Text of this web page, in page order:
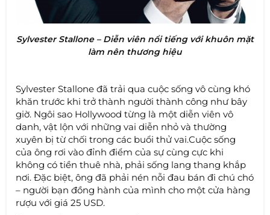
Sylvester Stallone – Diễn viên nổi tiếng với khuôn mặt
làm nên thương hiệu
Sylvester Stallone đã trải qua cuộc sống vô cùng khó
khăn trước khi trở thành người thành công như bây
giờ. Ngôi sao Hollywood từng là một diễn viên vô
danh, vật lộn với những vai diễn nhỏ và thường
xuyên bị từ chối trong các buổi thử vai.Cuộc sống
của ông rơi vào đỉnh điểm của sự cùng cực khi
không có tiền thuê nhà, phải sống lang thang khắp
nơi. Đặc biệt, ông đã phải nén nỗi đau bán đi chú chó
– người bạn đồng hành của mình cho một cửa hàng
rượu với giá 25 USD.